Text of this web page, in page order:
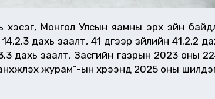
хэсэг, Монгол Улсын яамны эрх зүйн
дахь заалт, 41 дүгээр зүйлийн 41.2.2
дахь заалт, Засгийн газрын 2023 оны
журам”-ын хүрээнд 2025 оны